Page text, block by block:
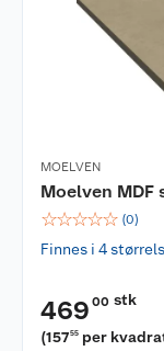
MOELVEN
Moelven
☆☆☆☆☆ (0)
Finnes i 4
469 00 stk
(15755 per